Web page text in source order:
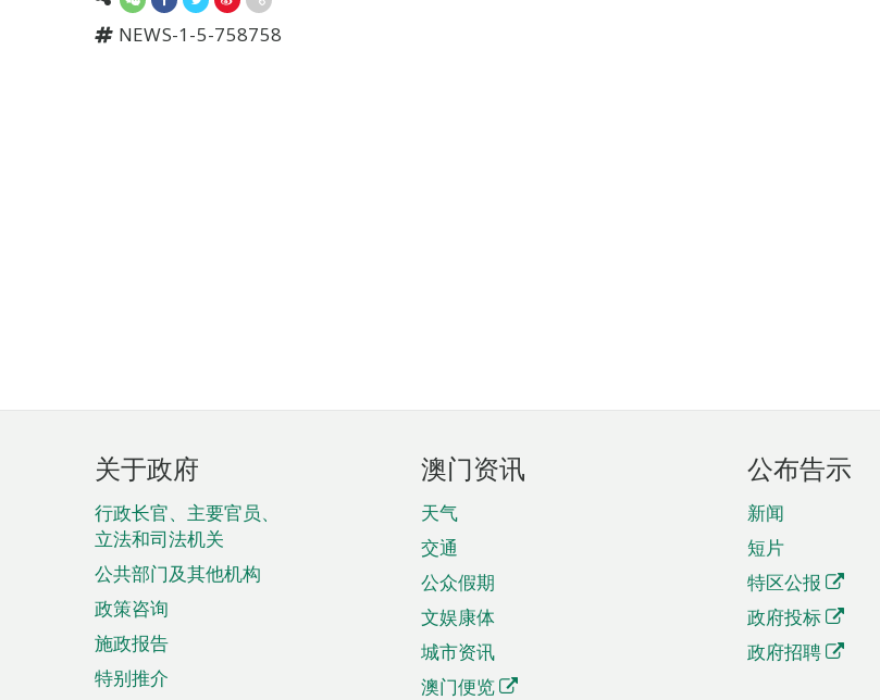
NEWS-1-5-758758
页
脚
菜
单
关于政府
行政长官、主要官员、
立法和司法机关
公共部门及其他机构
政策咨询
施政报告
特别推介
澳门资讯
天气
交通
公众假期
文娱康体
城市资讯
澳门便览
公布告示
新闻
短片
特区公报
政府投标
政府招聘